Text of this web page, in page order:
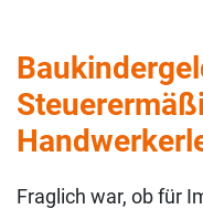
Fraglich war, ob für